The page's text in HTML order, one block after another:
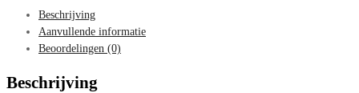
Beschrijving
Aanvullende informatie
Beoordelingen (0)
Beschrijving